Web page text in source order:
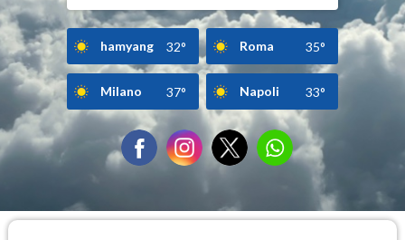
hamyang 32° Roma 35°
Milano 37° Napoli 33°